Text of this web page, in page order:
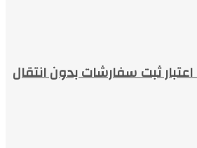
ثبت سفارشات بدون انتقال